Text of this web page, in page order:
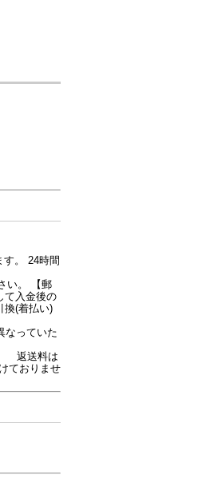
す。 24時間
い。 【郵
て入金後の
換(着払い)
なっていた
返送料は
ておりませ